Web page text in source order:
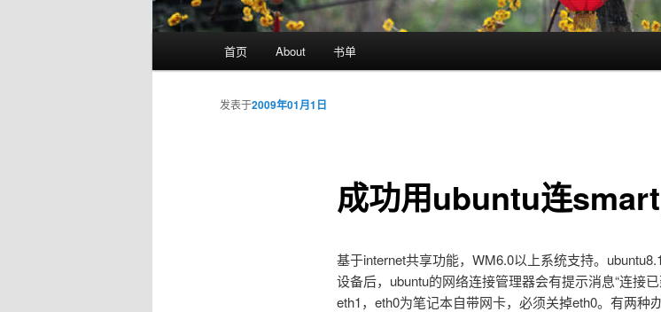
首页 About 书单
成功用ubuntu连
发表于2009年01月1日
基于internet共享功能，WM6.0以上系统支持。
设备后，ubuntu的网络连接管理器会有提示消息“连接
eth1，eth0为笔记本自带网卡，必须关掉eth0。有两种